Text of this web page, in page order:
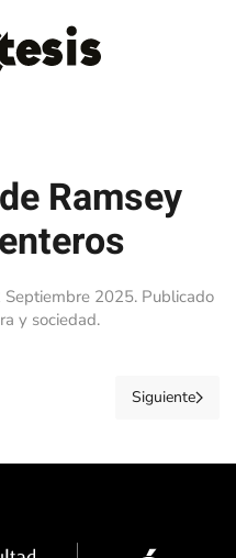
Ramsey
Septiembre 2025. Publicado
y sociedad.
Siguiente